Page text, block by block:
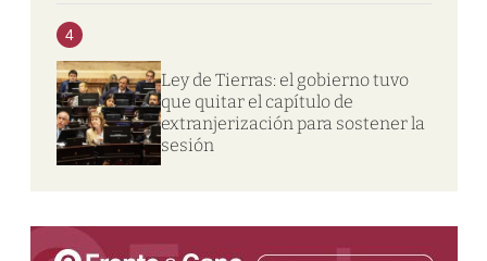
4
Ley de Tierras: el gobierno tuvo
que quitar el capítulo de
extranjerización para sostener la
sesión